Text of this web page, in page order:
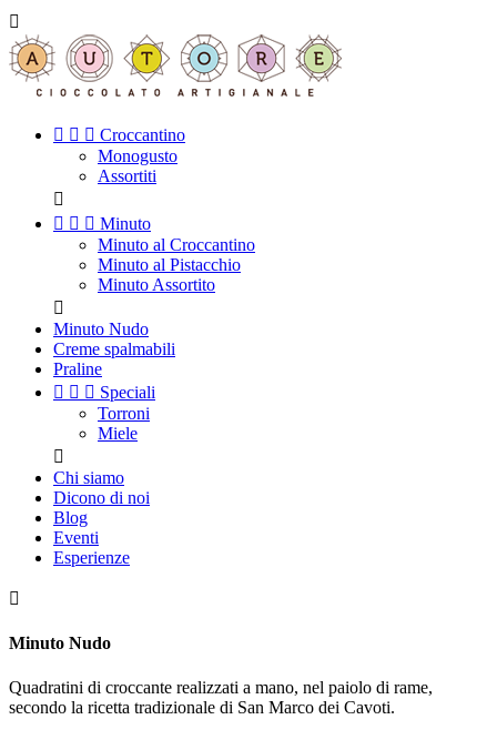

   Croccantino
Monogusto
Assortiti

   Minuto
Minuto al Croccantino
Minuto al Pistacchio
Minuto Assortito

Minuto Nudo
Creme spalmabili
Praline
   Speciali
Torroni
Miele

Chi siamo
Dicono di noi
Blog
Eventi
Esperienze

Minuto Nudo
Quadratini di croccante realizzati a mano, nel paiolo di rame,
secondo la ricetta tradizionale di San Marco dei Cavoti.